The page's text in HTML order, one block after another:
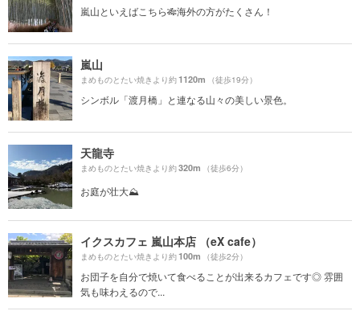
嵐山といえばこちら🎋海外の方がたくさん！
嵐山
まめものとたい焼きより約1120m （徒歩19分）
シンボル「渡月橋」と連なる山々の美しい景色。
天龍寺
まめものとたい焼きより約320m （徒歩6分）
お庭が壮大⛰️
イクスカフェ 嵐山本店 （eX cafe）
まめものとたい焼きより約100m （徒歩2分）
お団子を自分で焼いて食べることが出来るカフェです◎ 雰囲
気も味わえるので...